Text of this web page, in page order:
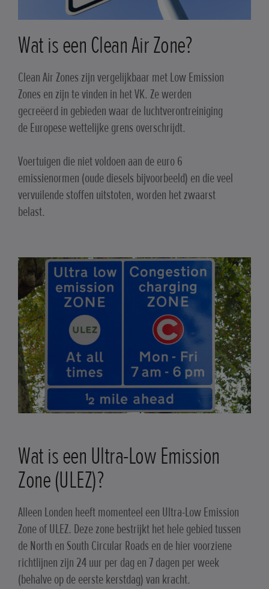
Wat is een Clean Air Zone?
Clean Air Zones zijn vergelijkbaar met Low Emission
Zones en zijn te vinden in het VK. Ze werden
gecreëerd in gebieden waar de luchtverontreiniging
de Europese wettelijke grens overschrijdt.
Voertuigen die niet voldoen aan de euro 6
emissienormen (oude diesels bijvoorbeeld) en die veel
vervuilende stoffen uitstoten, worden het zwaarst
belast.
Wat is een Ultra-Low Emission
Zone (ULEZ)?
Alleen Londen heeft momenteel een Ultra-Low Emission
Zone of ULEZ. Deze zone bestrijkt het hele gebied tussen
de North en South Circular Roads en de hier voorziene
richtlijnen zijn 24 uur per dag en 7 dagen per week
(behalve op de eerste kerstdag) van kracht.